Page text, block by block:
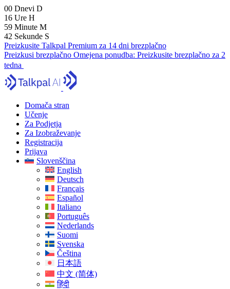
00 Dnevi D
16 Ure H
59 Minute M
41 Sekunde S
Preizkusite Talkpal Premium za 14 dni brezplačno
Preizkusi brezplačno Omejena ponudba: Preizkusite brezplačno za 2
tedna
Domača stran
Učenje
Za Podjetja
Za Izobraževanje
Registracija
Prijava
Slovenščina
English
Deutsch
Français
Español
Italiano
Português
Nederlands
Suomi
Svenska
Čeština
日本語
中文 (简体)
हिंदी